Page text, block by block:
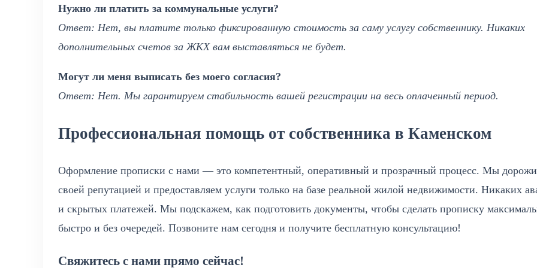
Нужно ли платить за коммунальные услуги?
Ответ: Нет, вы платите только фиксированную стоимость за саму услугу собственнику. Никаких
дополнительных счетов за ЖКХ вам выставляться не будет.
Могут ли меня выписать без моего согласия?
Ответ: Нет. Мы гарантируем стабильность вашей регистрации на весь оплаченный период.
Профессиональная помощь от собственника в Каменском
Оформление прописки с нами — это компетентный, оперативный и прозрачный процесс. Мы
своей репутацией и предоставляем услуги только на базе реальной жилой недвижимости. Никаких
и скрытых платежей. Мы подскажем, как подготовить документы, чтобы сделать прописку
быстро и без очередей. Позвоните нам сегодня и получите бесплатную консультацию!
Свяжитесь с нами прямо сейчас!